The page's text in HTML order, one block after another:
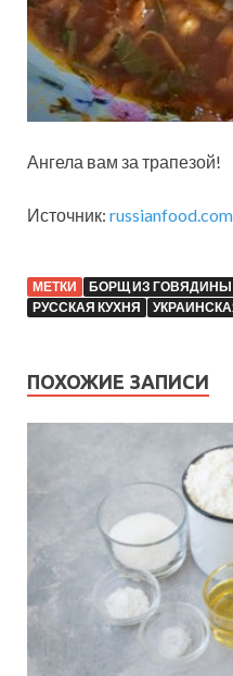
Ангела вам за трапезой!
Источник: russianfood.com
МЕТКИ БОРЩ ИЗ ГОВЯДИНЫ
РУССКАЯ КУХНЯ
ПОХОЖИЕ ЗАПИСИ